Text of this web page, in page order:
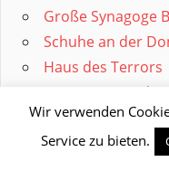
Große Synagoge
Schuhe an der
Haus des Terrors
Magareteninsel
Heldenplatz
Katzenmuseum
Wir verwenden
Service zu bieten.